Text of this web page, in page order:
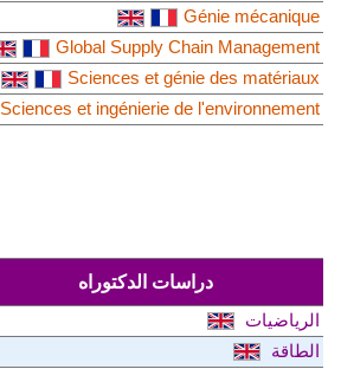
Génie mécanique
Global Supply Chain Management
Sciences et génie des matériaux
Sciences et ingénierie de l'environnement
دراسات الدكتوراه
الرياضيات
الطاقة